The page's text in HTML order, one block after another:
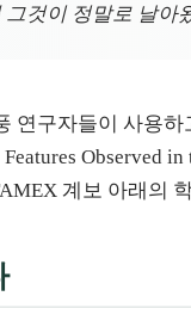
것이 정말로 날아
구자들이 사용
Observed in
계보 아래의